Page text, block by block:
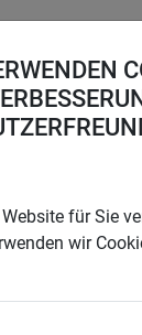
für Sie
wir